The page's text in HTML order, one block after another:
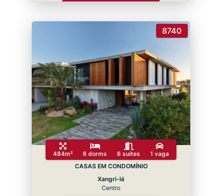
8740
484m² 6 dorms 6 suítes
1 vaga
CASAS EM CONDOMÍNIO
Xangri-lá
Centro